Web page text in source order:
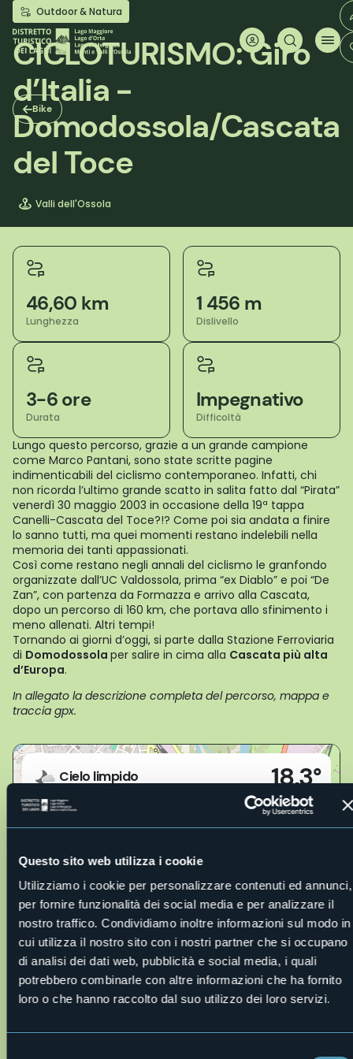
Questo sito web utilizza i cookie
Utilizziamo i cookie per personalizzare contenuti ed annunci,
per fornire funzionalità dei social media e per analizzare il
nostro traffico. Condividiamo inoltre informazioni sul modo in
cui utilizza il nostro sito con i nostri partner che si occupano
di analisi dei dati web, pubblicità e social media, i quali
potrebbero combinarle con altre informazioni che ha fornito
loro o che hanno raccolto dal suo utilizzo dei loro servizi.
Salta
contenuto
principale
Bike
Outdoor & Natura
CICLOTURISMO: Giro
d’Italia -
Domodossola/Cascata
del Toce
Valli dell'Ossola
46,60 km
Lunghezza
1 456 m
Dislivello
3-6 ore
Durata
Impegnativo
Difficoltà
Lungo questo percorso, grazie a un grande campione
come Marco Pantani, sono state scritte pagine
indimenticabili del ciclismo contemporaneo. Infatti, chi
non ricorda l’ultimo grande scatto in salita fatto dal “Pirata”
venerdì 30 maggio 2003 in occasione della 19ª tappa
Canelli-Cascata del Toce?!? Come poi sia andata a finire
lo sanno tutti, ma quei momenti restano indelebili nella
memoria dei tanti appassionati.
Così come restano negli annali del ciclismo le granfondo
organizzate dall’UC Valdossola, prima “ex Diablo” e poi “De
Zan”, con partenza da Formazza e arrivo alla Cascata,
dopo un percorso di 160 km, che portava allo sfinimento i
meno allenati. Altri tempi!
Tornando ai giorni d’oggi, si parte dalla Stazione Ferroviaria
di Domodossola per salire in cima alla Cascata più alta
d’Europa.
In allegato la descrizione completa del percorso, mappa e
traccia gpx.
Cielo limpido 18,3°
28845 - Domodossola (VB)
Apri mappa
Descrizione